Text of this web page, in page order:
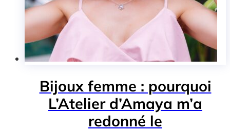
Bijoux femme : pourquoi
L’Atelier d’Amaya m’a
redonné le